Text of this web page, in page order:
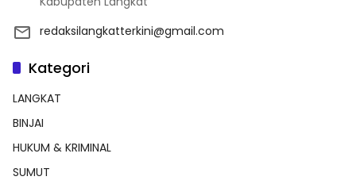
redaksilangkatterkini@gmail.com
Kategori
LANGKAT
BINJAI
HUKUM & KRIMINAL
SUMUT